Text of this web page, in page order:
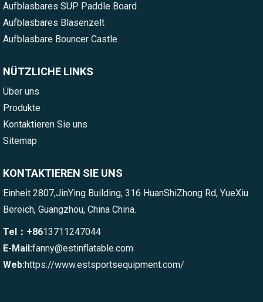
Aufblasbares SUP Paddle Board
Aufblasbares Blasenzelt
Aufblasbare Bouncer Castle
NÜTZLICHE LINKS
Über uns
Produkte
Kontaktieren Sie uns
Sitemap
KONTAKTIEREN SIE UNS
Einheit 2807,JinYing Building, 316 HuanShiZhong Rd, YueXiu
Bereich, Guangzhou, China China.
Tel：+8613711247044
E-Mail:fanny@estinflatable.com
Web:https://www.estsportsequipment.com/